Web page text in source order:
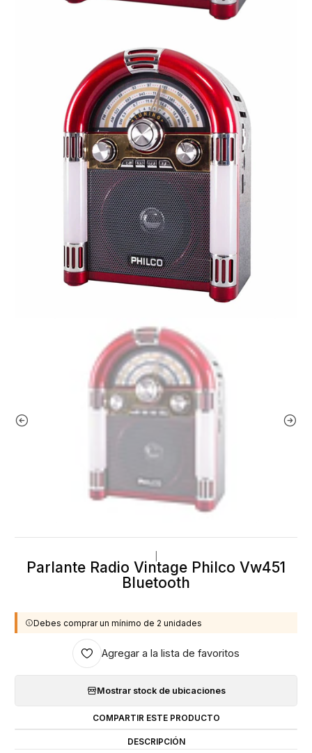
Parlante Radio Vintage Philco Vw451
Bluetooth
Debes comprar un mínimo de 2 unidades
Agregar a la lista de favoritos
Mostrar stock de ubicaciones
COMPARTIR ESTE PRODUCTO
DESCRIPCIÓN